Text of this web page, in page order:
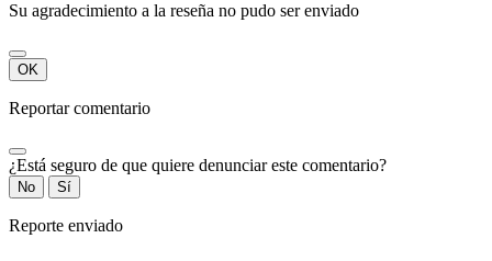
Su agradecimiento a la reseña no pudo ser enviado
OK
Reportar comentario
¿Está seguro de que quiere denunciar este comentario?
No Sí
Reporte enviado